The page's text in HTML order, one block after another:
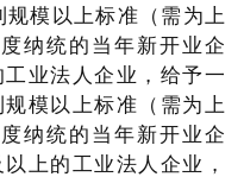
模以上标准（需为上
纳统的当年新开业企
业法人企业，给予一
模以上标准（需为上
纳统的当年新开业企
上的工业法人企业，